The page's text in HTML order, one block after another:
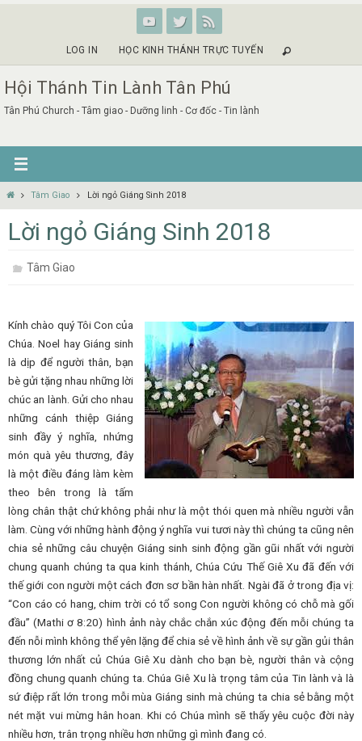
LOG IN HỌC KINH THÁNH TRỰC TUYẾN
Hội Thánh Tin Lành Tân Phú
Tân Phú Church - Tâm giao - Dưỡng linh - Cơ đốc - Tin lành
HomeTâm Giao Lời ngỏ Giáng Sinh 2018
Lời ngỏ Giáng Sinh 2018
Tâm Giao
Kính chào quý Tôi Con của
Chúa. Noel hay Giáng sinh
là dịp để người thân, bạn
bè gửi tặng nhau những lời
chúc an lành. Gửi cho nhau
những cánh thiệp Giáng
sinh đầy ý nghĩa, nhứng
món quà yêu thương, đây
là một điều đáng làm kèm
theo bên trong là tấm
lòng chân thật chứ không phải như là một thói quen mà nhiều người vẫn
làm. Cùng với những hành động ý nghĩa vui tươi này thì chúng ta cũng nên
chia sẻ những câu chuyện Giáng sinh sinh động gần gũi nhất với người
chung quanh chúng ta qua kinh thánh, Chúa Cứu Thế Giê Xu đã đến với
thế giới con người một cách đơn sơ bần hàn nhất. Ngài đã ở trong địa vị:
“Con cáo có hang, chim trời có tổ song Con người không có chỗ mà gối
đầu” (Mathi ơ 8:20) hình ảnh này chắc chắn xúc động đến mỗi chúng ta
đến nỗi mình không thể yên lặng để chia sẻ về hình ảnh về sự gần gủi thân
thương lớn nhất củ Chúa Giê Xu dành cho bạn bè, người thân và cộng
đồng chung quanh chúng ta. Chúa Giê Xu là trọng tâm của Tin lành và là
sứ điệp rất lớn trong mỗi mùa Giáng sinh mà chúng ta chia sẻ bằng một
nét mặt vui mừng hân hoan. Khi có Chúa mình sẽ thấy yêu cuộc đời này
nhiều hơn, trân trọng nhiều hơn những gì mình đang có.